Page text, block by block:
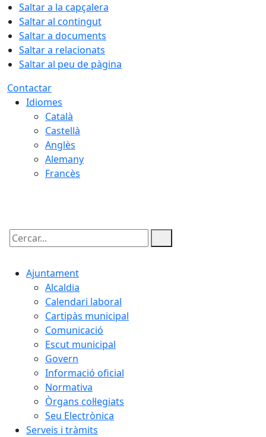
Saltar a la capçalera
Saltar al contingut
Saltar a documents
Saltar a relacionats
Saltar al peu de pàgina
Contactar
Idiomes
Català
Castellà
Anglès
Alemany
Francès
Cercar:
Ajuntament
Alcaldia
Calendari laboral
Cartipàs municipal
Comunicació
Escut municipal
Govern
Informació oficial
Normativa
Òrgans col·legiats
Seu Electrònica
Serveis i tràmits